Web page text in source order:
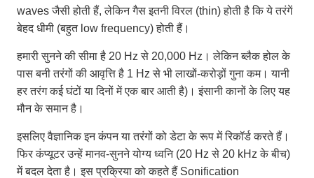
waves जैसी होती हैं, लेकिन गैस इतनी विरल (thin) होती है कि ये तरंगें
बेहद धीमी (बहुत low frequency) होती हैं।
हमारी सुनने की सीमा है 20 Hz से 20,000 Hz। लेकिन ब्लैक होल के
पास बनी तरंगों की आवृत्ति है 1 Hz से भी लाखों-करोड़ों गुना कम। यानी
हर तरंग कई घंटों या दिनों में एक बार आती है)। इंसानी कानों के लिए यह
मौन के समान है।
इसलिए वैज्ञानिक इन कंपन या तरंगों को डेटा के रूप में रिकॉर्ड करते हैं।
फिर कंप्यूटर उन्हें मानव-सुनने योग्य ध्वनि (20 Hz से 20 kHz के बीच)
में बदल देता है। इस प्रक्रिया को कहते हैं Sonification